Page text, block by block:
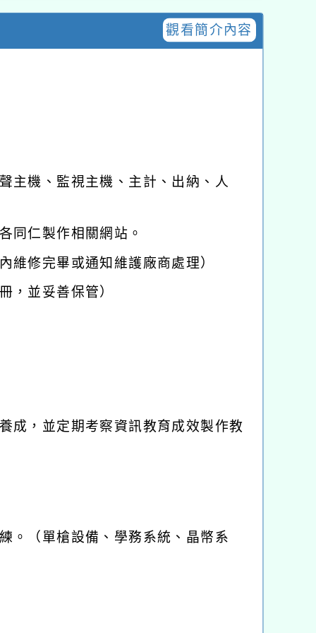
觀看簡介內容
主機、監視主機、主計、出納、人
同仁製作相關網站。
維修完畢或通知維護廠商處理）
，並妥善保管）
成，並定期考察資訊教育成效製作教
。（單槍設備、學務系統、晶幣系